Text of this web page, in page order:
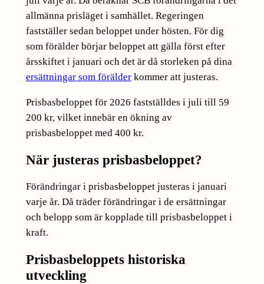
allmänna prisläget i samhället. Regeringen
fastställer sedan beloppet under hösten. För dig
som förälder börjar beloppet att gälla först efter
årsskiftet i januari och det är då storleken på dina
ersättningar som förälderkommer att justeras.
Prisbasbeloppet för 2026 fastställdes i juli till 59
200 kr, vilket innebär en ökning av
prisbasbeloppet med 400 kr.
När justeras prisbasbeloppet?
Förändringar i prisbasbeloppet justeras i januari
varje år. Då träder förändringar i de ersättningar
och belopp som är kopplade till prisbasbeloppet i
kraft.
Prisbasbeloppets historiska
utveckling